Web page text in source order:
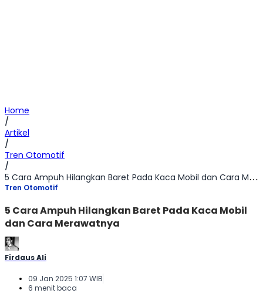
Home
/
Artikel
/
Tren Otomotif
/
5 Cara Ampuh Hilangkan Baret Pada Kaca Mobil dan Cara Merawatnya
Tren Otomotif
5 Cara Ampuh Hilangkan Baret Pada Kaca Mobil
dan Cara Merawatnya
Firdaus Ali
09 Jan 2025 1:07 WIB
6 menit baca